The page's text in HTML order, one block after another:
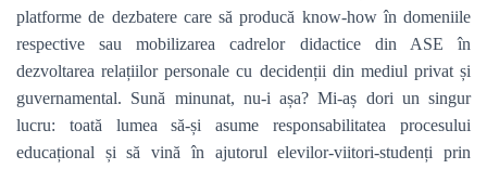
platforme de dezbatere care să producă know-how în domeniile
respective sau mobilizarea cadrelor didactice din ASE în
dezvoltarea relațiilor personale cu decidenții din mediul privat și
guvernamental. Sună minunat, nu-i așa? Mi-aș dori un singur
lucru: toată lumea să-și asume responsabilitatea procesului
educațional și să vină în ajutorul elevilor-viitori-studenți prin